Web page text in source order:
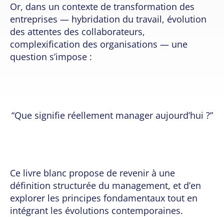
Or, dans un contexte de transformation des
entreprises — hybridation du travail, évolution
des attentes des collaborateurs,
complexification des organisations — une
question s’impose :
Que signifie réellement manager aujourd’hui ?
Ce livre blanc propose de revenir à une
définition structurée du management, et d’en
explorer les principes fondamentaux tout en
intégrant les évolutions contemporaines.